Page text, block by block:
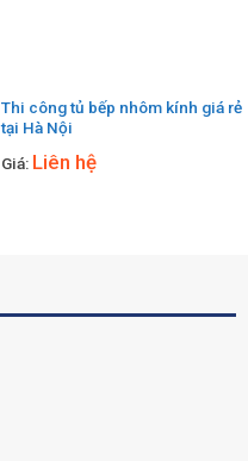
Thi công tủ bếp nhôm kính giá rẻ
tại Hà Nội
Giá: Liên hệ